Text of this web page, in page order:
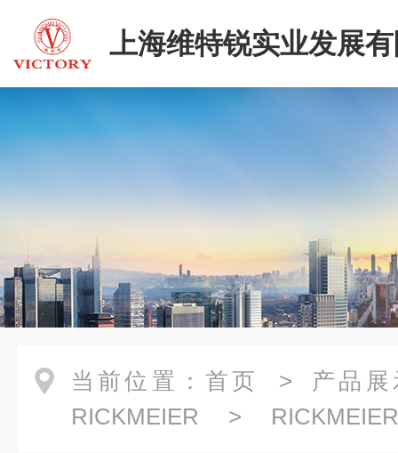
上海维特锐实业发展
当前位置： 首页 > 产品展
RICKMEIER >